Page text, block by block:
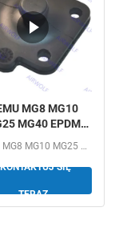
MG8 MG10
MG40 EPDM
GEMU zawory
GEMU MG8 MG10 MG25 MG40 EPDM SGS FDA class Diaphragm kits...
SIĘ
TERAZ